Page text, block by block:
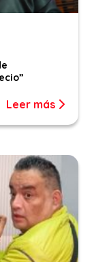
Leer más